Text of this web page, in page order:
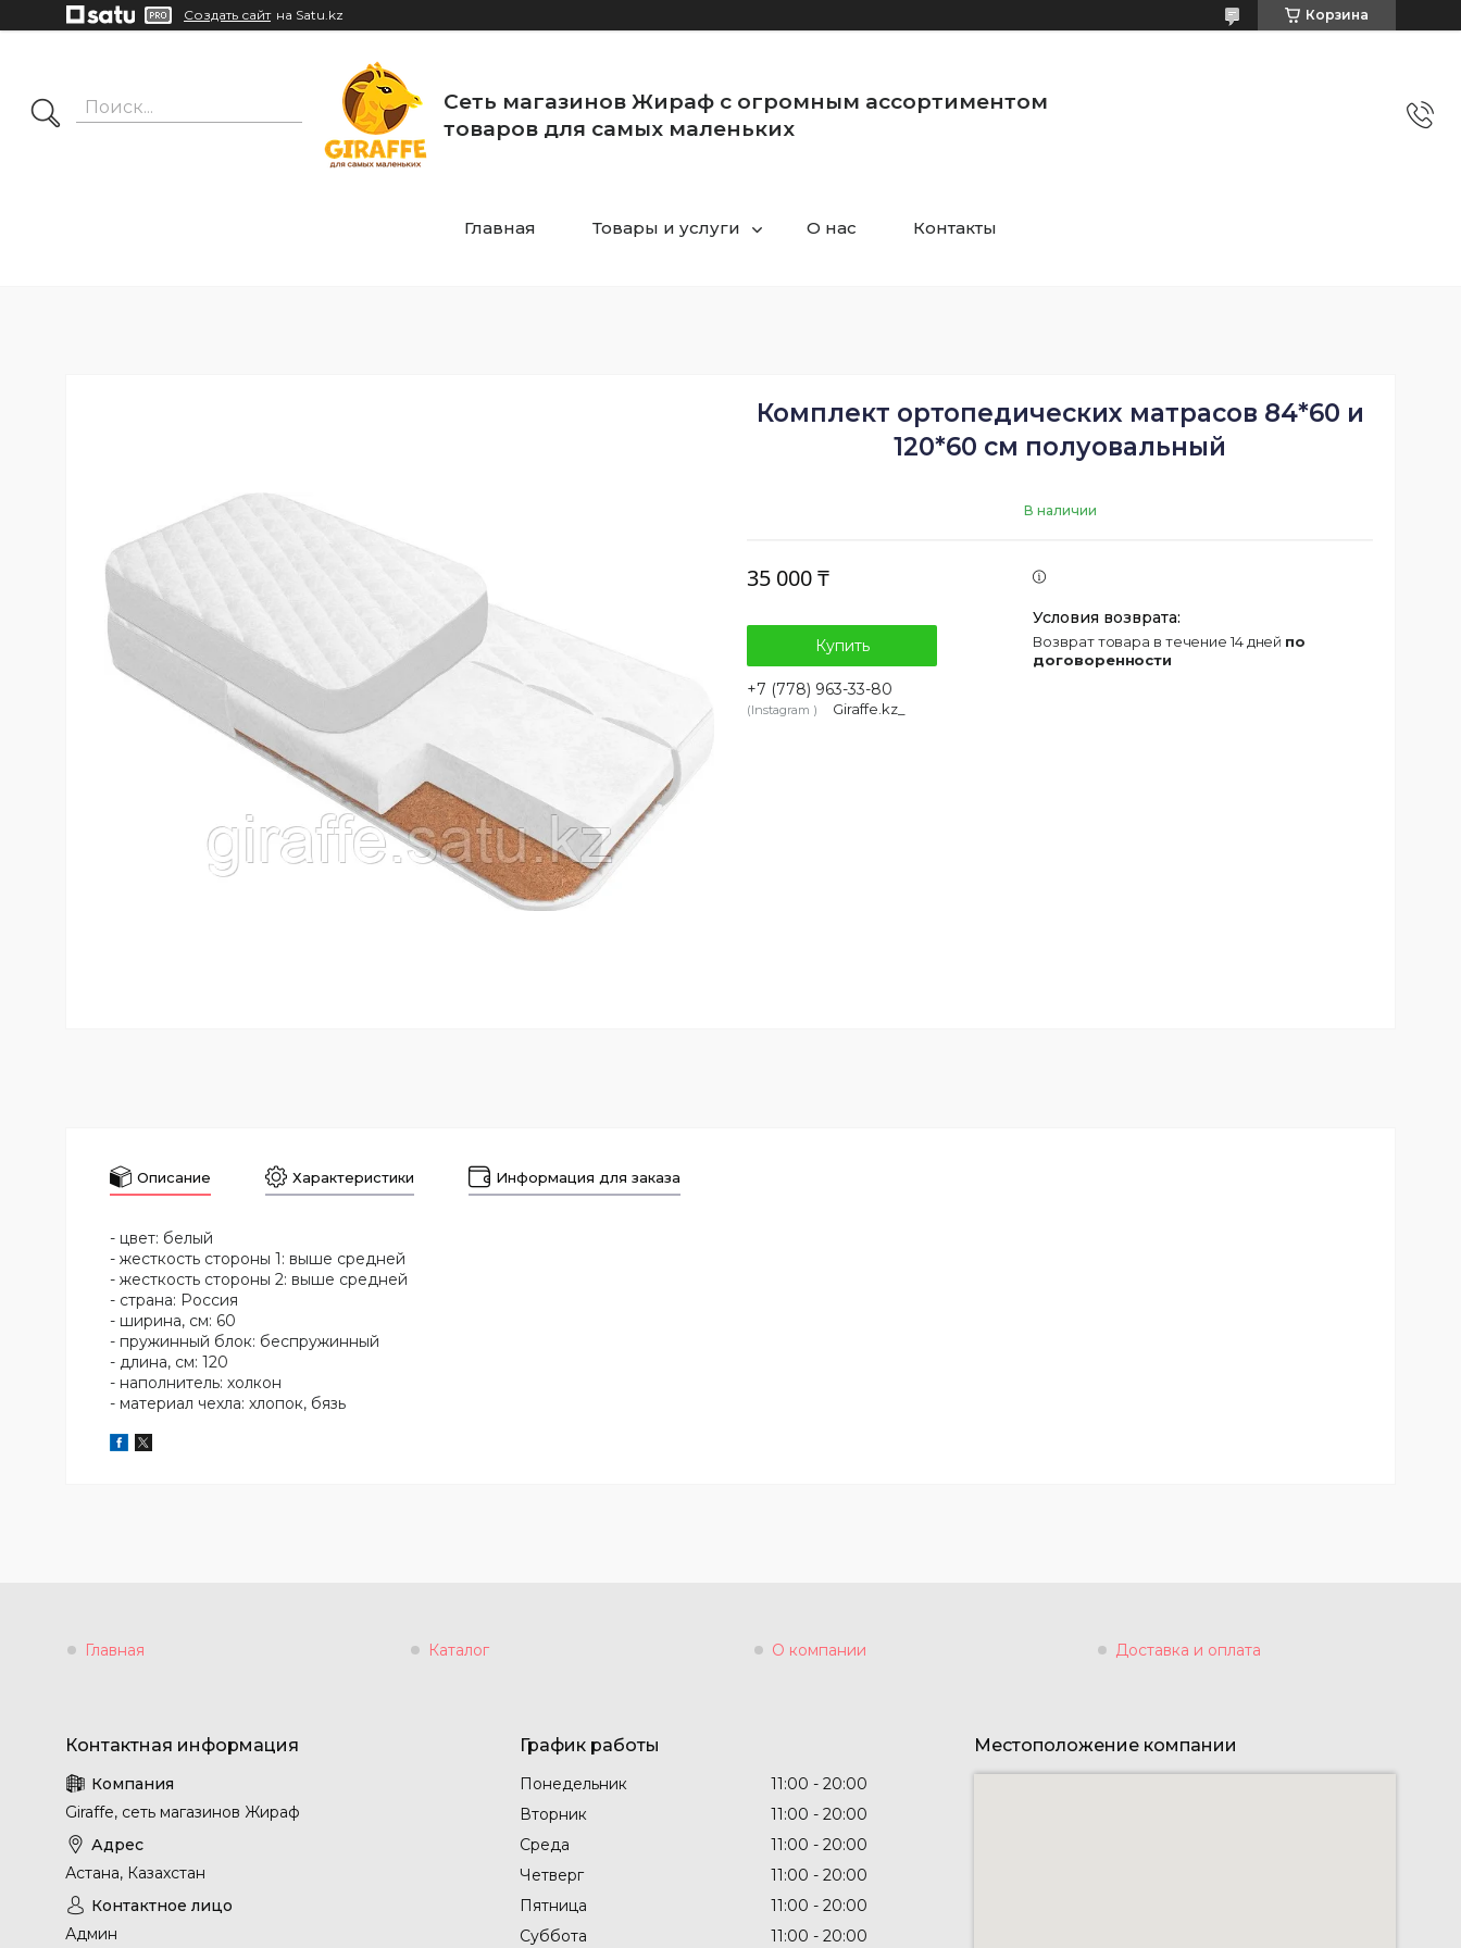
Создать сайт на Satu.kz Корзина
Сеть магазинов Жираф с огромным ассортиментом
товаров для самых маленьких
Главная Товары и услуги О нас Контакты
Комплект ортопедических матрасов 84*60 и
120*60 см полуовальный
В наличии
35 000 ₸
Купить
+7 (778) 963-33-80
Instagram Giraffe.kz_
возврат товара в течение 14 дней по
договоренности
Описание Характеристики Информация для заказа
- цвет: белый
- жесткость стороны 1: выше средней
- жесткость стороны 2: выше средней
- страна: Россия
- ширина, см: 60
- пружинный блок: беспружинный
- длина, см: 120
- наполнитель: холкон
- материал чехла: хлопок, бязь
Главная Каталог О компании Доставка и оплата
Giraffe, сеть магазинов Жираф
Астана, Казахстан
Админ
График работы
Понедельник 11:00
20:00
Вторник
11:00
20:00
Среда
11:00
20:00
Четверг
11:00
20:00
Пятница
11:00
20:00
Суббота
11:00 20:00
Местоположение компании